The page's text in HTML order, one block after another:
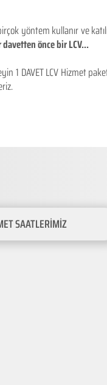
yöntem kullanır ve
önce bir LCV...
1 DAVET LCV Hizmet
SAATLERİMİZ